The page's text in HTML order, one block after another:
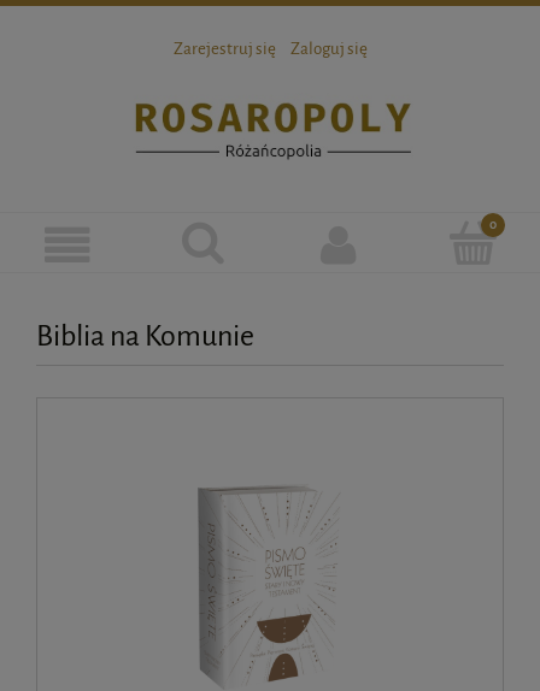
Zarejestruj się Zaloguj się
Biblia na Komunie